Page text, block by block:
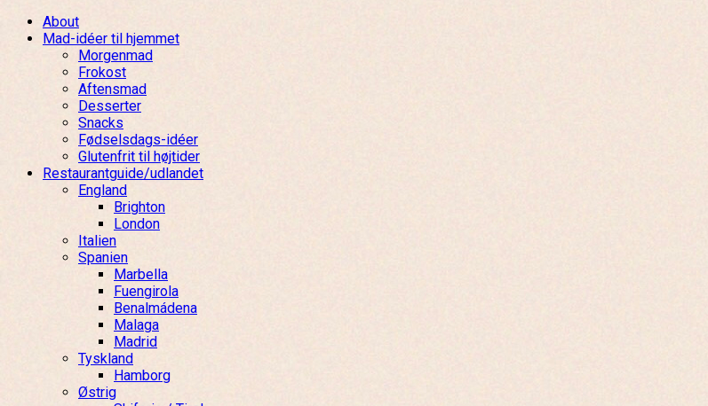
About
Mad-idéer til hjemmet
Morgenmad
Frokost
Aftensmad
Desserter
Snacks
Fødselsdags-idéer
Glutenfrit til højtider
Restaurantguide/udlandet
England
Brighton
London
Italien
Spanien
Marbella
Fuengirola
Benalmádena
Malaga
Madrid
Tyskland
Hamborg
Østrig